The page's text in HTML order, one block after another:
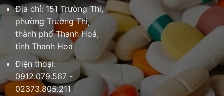
Địa chỉ: 151 Trường Thi,
phường Trường Thi,
thành phố Thanh Hoá,
tỉnh Thanh Hoá
Điện thoại:
0912.079.567 -
02373.805.211